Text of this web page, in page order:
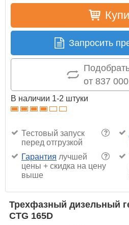
Запросить
от 837
В наличии 1-2 штуки
?
Тестовый запуск
перед отгрузкой
?
Гарантия лучшей
цены + скидка на цену
выше
Трехфазный дизельный
CTG 165D